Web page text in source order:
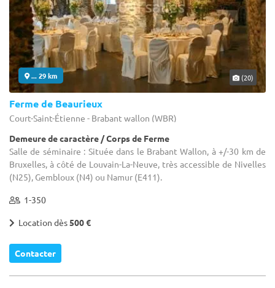
... 29 km (20)
Ferme de Beaurieux
Court-Saint-Étienne - Brabant wallon (WBR)
Demeure de caractère / Corps de Ferme
Salle de séminaire : Située dans le Brabant Wallon, à +/-30 km de
Bruxelles, à côté de Louvain-La-Neuve, très accessible de Nivelles
(N25), Gembloux (N4) ou Namur (E411).
1-350
Location dès500 €
Contacter